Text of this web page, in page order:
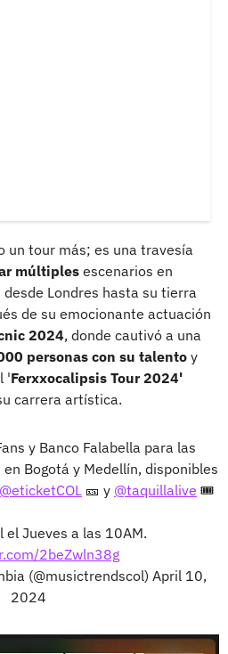
un tour más; es una travesía
múltiples escenarios en
desde Londres hasta su tierra
de su emocionante actuación
2024, donde cautivó a una
personas con su talento y
'Ferxxocalipsis Tour 2024'
carrera artística.
y Banco Falabella para las
Bogotá y Medellín, disponibles
@eticketCOL 🎫 y @taquillalive 🎟️
el Jueves a las 10AM.
2beZwln38g
(@musictrendscol) April 10,
2024